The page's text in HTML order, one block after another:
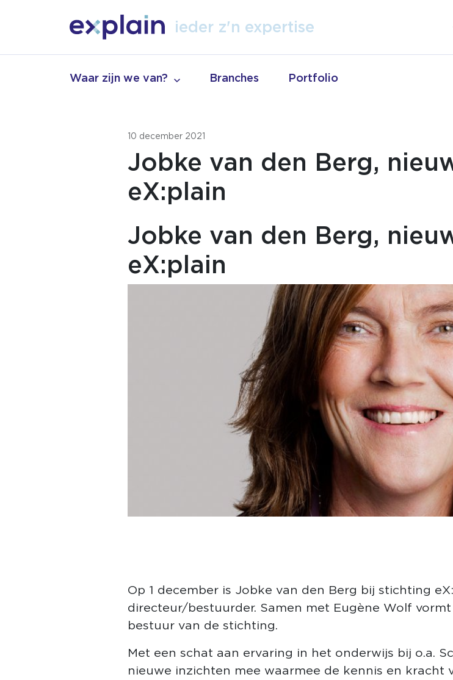
ieder z'n expertise
vak
Waar zijn we van? Branches Portfolio
10 december 2021
Jobke van den Berg,
eX:plain
Jobke van den Berg,
eX:plain
Op 1 december is Jobke van den Berg bij stichting
directeur/bestuurder. Samen met Eugène Wolf
bestuur van de stichting.
Met een schat aan ervaring in het onderwijs bij o.a.
nieuwe inzichten mee waarmee de kennis en kracht